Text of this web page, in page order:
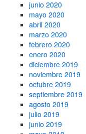
junio 2020
mayo 2020
abril 2020
marzo 2020
febrero 2020
enero 2020
diciembre 2019
noviembre 2019
octubre 2019
septiembre 2019
agosto 2019
julio 2019
junio 2019